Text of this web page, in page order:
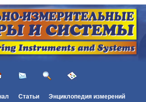
Статьи Энциклопедия измерений